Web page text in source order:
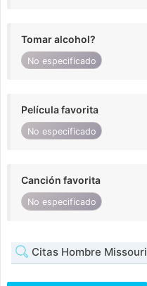
Tomar alcohol?
No especificado
Película favorita
No especificado
Canción favorita
No especificado
Citas Hombre Missouri